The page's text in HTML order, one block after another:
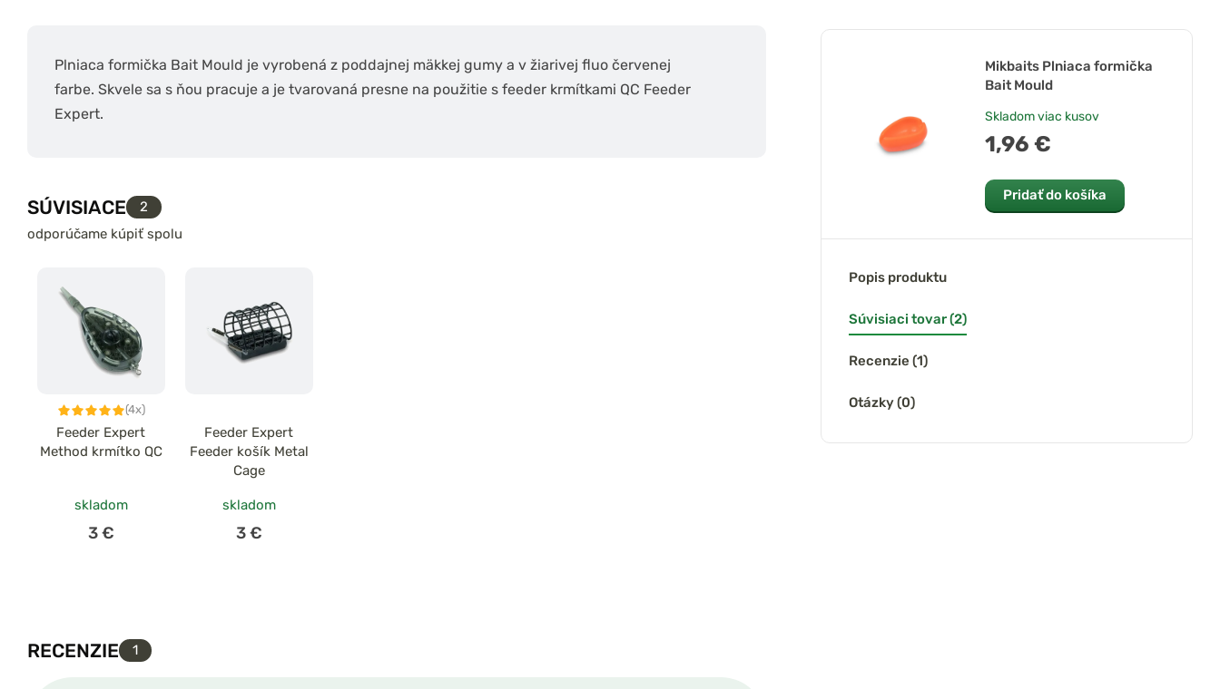
Plniaca formička Bait Mould je vyrobená z poddajnej mäkkej gumy a v žiarivej fluo červenej
farbe. Skvele sa s ňou pracuje a je tvarovaná presne na použitie s feeder krmítkami QC Feeder
Expert.
SÚVISIACE
2
odporúčame kúpiť spolu
(4x)
Feeder Expert
Method krmítko QC
skladom
3 €
Feeder Expert
Feeder košík Metal
Cage
skladom
3 €
RECENZIE 1
Mikbaits Plniaca formička
Bait Mould
Skladomviac kusov
1,96 €
Pridať do košíka
Popis produktu
Súvisiaci tovar (2)
Recenzie (1)
Otázky (0)